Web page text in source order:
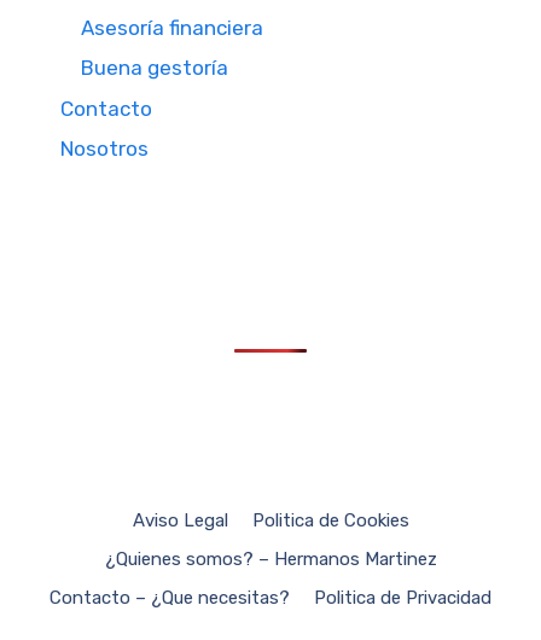
Asesoría financiera
Buena gestoría
Contacto
Nosotros
Aviso Legal
Politica de Cookies
¿Quienes somos? – Hermanos Martinez
Contacto – ¿Que necesitas?
Politica de Privacidad